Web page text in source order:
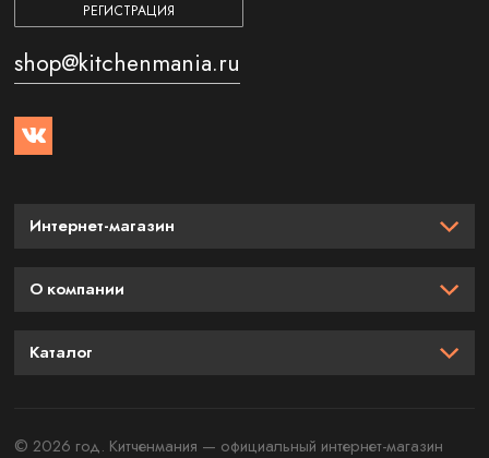
РЕГИСТРАЦИЯ
shop@kitchenmania.ru
Интернет-магазин
О компании
Каталог
© 2026 год. Китченмания — официальный интернет-магазин